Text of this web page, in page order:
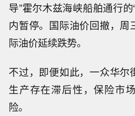
导”霍尔木兹海峡船舶通行
内暂停。国际油价回撤，周
际油价延续跌势。
不过，即便如此，一众华尔
生产存在滞后性，保险市
险。